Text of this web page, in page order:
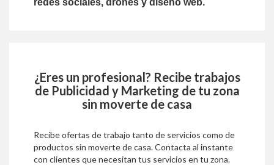
¿Eres un profesional? Recibe trabajos
de Publicidad y Marketing de tu zona
sin moverte de casa
Recibe ofertas de trabajo tanto de servicios como de
productos sin moverte de casa. Contacta al instante
con clientes que necesitan tus servicios en tu zona.